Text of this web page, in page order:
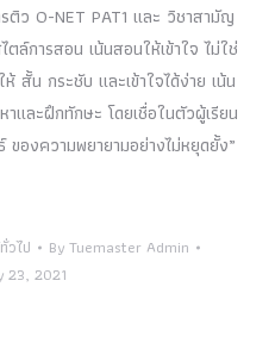
ติว O-NET PAT1 และ วิชาสามัญ
ล์การสอน เน้นสอนให้เข้าใจ ไม่ใช่
สั้น กระชับ และเข้าใจได้ง่าย เน้น
และฝึกทักษะ โดยเชื่อในตัวผู้เรียน
องความพยายามอย่างไม่หยุดยั้ง”
วไป ByTuemaster Admin
23, 2021